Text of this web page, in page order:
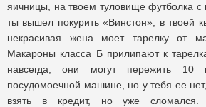
яичницы, на твоем туловище футболка с
ты вышел покурить «Винстон», в твоей
некрасивая жена моет тарелку от
Макароны класса Б прилипают к
навсегда, они могут пережить 10
посудомоечной машине, но у тебя ее
взять в кредит, но уже сломался.